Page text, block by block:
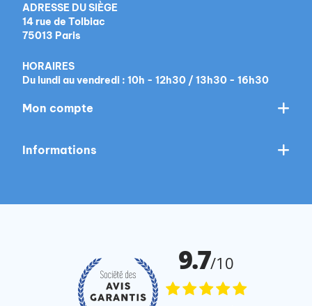
ADRESSE DU SIÈGE
14 rue de Tolbiac
75013 Paris
HORAIRES
Du lundi au vendredi : 10h - 12h30 / 13h30 - 16h30
Mon compte
Informations